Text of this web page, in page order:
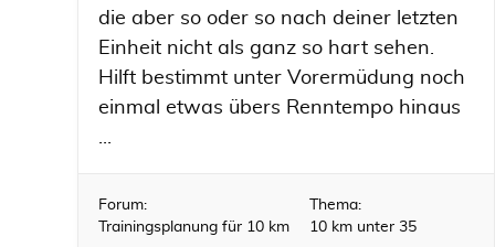
die aber so oder so nach deiner letzten
Einheit nicht als ganz so hart sehen.
Hilft bestimmt unter Vorermüdung noch
einmal etwas übers Renntempo hinaus
...
Forum:
Trainingsplanung für 10 km
Thema:
10 km unter 35